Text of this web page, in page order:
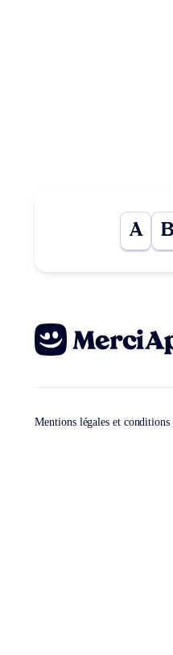
A B
Mentions légales et conditions